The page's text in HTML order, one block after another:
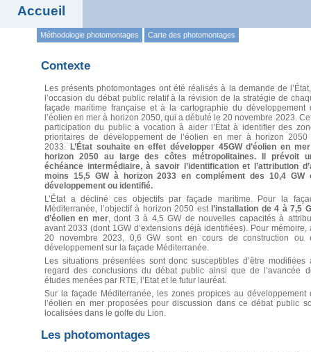
Accueil
Méthodologie photomontages Carte des photomontages
Contexte
Les présents photomontages ont été réalisés à la demande de
l’occasion du débat public relatif à la révision de la stratégie de
façade maritime française et à la cartographie du développement
l’éolien en mer à horizon 2050, qui a débuté le 20 novembre 2023.
participation du public a vocation à aider l’État à identifier des
prioritaires de développement de l’éolien en mer à horizon 2050
2033. L’État souhaite en effet développer 45GW d’éolien en
horizon 2050 au large des côtes métropolitaines. Il prévoit
échéance intermédiaire, à savoir l’identification et l’attribution
moins 15,5 GW à horizon 2033 en complément des 10,4 GW
développement ou identifié.
L’État a décliné ces objectifs par façade maritime. Pour la
Méditerranée, l’objectif à horizon 2050 est l’installation de 4 à 7,5
d’éolien en mer, dont 3 à 4,5 GW de nouvelles capacités à
avant 2033 (dont 1GW d’extensions déjà identifiées). Pour mémoire,
20 novembre 2023, 0,6 GW sont en cours de construction ou
développement sur la façade Méditerranée.
Les situations présentées sont donc susceptibles d’être modifiées
regard des conclusions du débat public ainsi que de l’avancée
études menées par RTE, l’Etat et le futur lauréat.
Sur la façade Méditerranée, les zones propices au développement
l’éolien en mer proposées pour discussion dans ce débat public
localisées dans le golfe du Lion.
Les photomontages